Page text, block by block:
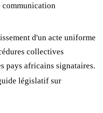
d'un acte uniforme
collectives
pays africains signataires.
législatif sur